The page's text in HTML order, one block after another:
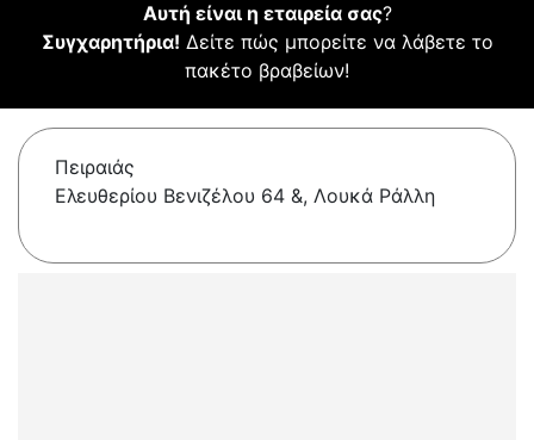
Αυτή είναι η εταιρεία σας?
Συγχαρητήρια! Δείτε πώς μπορείτε να λάβετε το
πακέτο βραβείων!
Πειραιάς
Ελευθερίου Βενιζέλου 64 &, Λουκά Ράλλη